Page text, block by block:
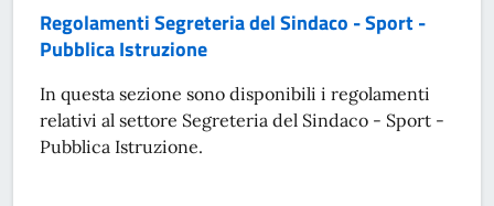
Regolamenti Segreteria del Sindaco - Sport -
Pubblica Istruzione
In questa sezione sono disponibili i regolamenti
relativi al settore Segreteria del Sindaco - Sport -
Pubblica Istruzione.